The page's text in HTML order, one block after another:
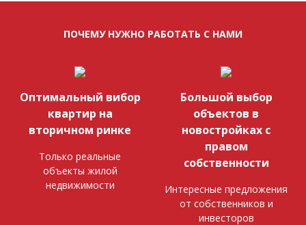
ПОЧЕМУ НУЖНО РАБОТАТЬ С НАМИ
Оптимальный вибор
квартир на
вторичном ринке
Только реальные
объекты жилой
недвижимости
Большой выбор
объектов в
новостройках с
правом
собственности
Интересные предложения
от собственников и
инвесторов